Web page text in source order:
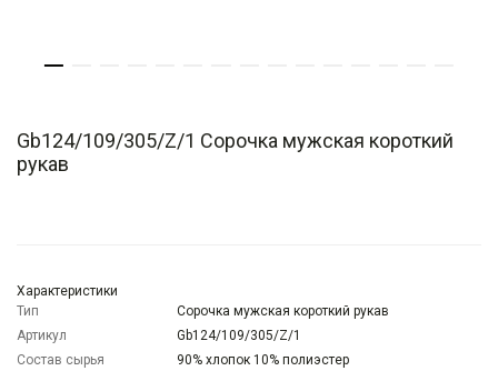
Gb124/109/305/Z/1 Сорочка мужская короткий
рукав
Характеристики
Тип
Сорочка мужская короткий рукав
Артикул
Gb124/109/305/Z/1
Состав сырья
90% хлопок 10% полиэстер